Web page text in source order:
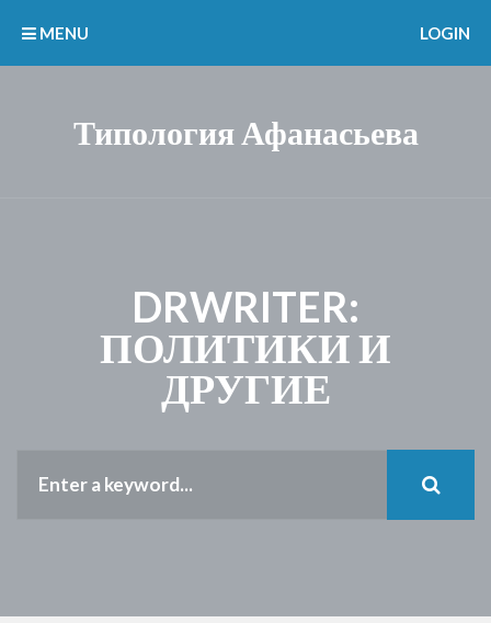
Типология Афанасьева
MENU LOGIN
DRWRITER:
ПОЛИТИКИ И
ДРУГИЕ